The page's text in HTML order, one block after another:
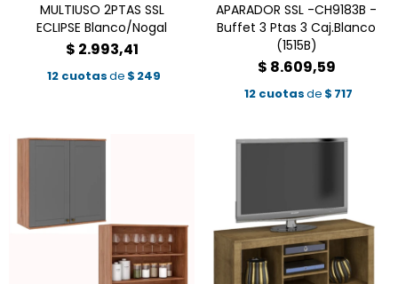
MULTIUSO 2PTAS SSL
ECLIPSE Blanco/Nogal
$ 2.993,41
12 cuotasde $ 249
APARADOR SSL -CH9183B -
Buffet 3 Ptas 3 Caj.Blanco
(1515B)
$ 8.609,59
12 cuotasde $ 717